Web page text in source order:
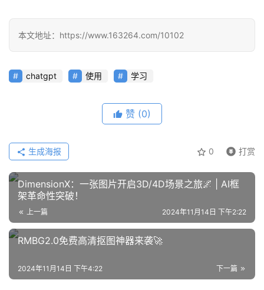
好
文
模
型
框
架
报
告
登录
本文地址：https://www.163264.com/10102
chatgpt 使用 学习
赞 (0)
0 打赏
生成海报
DimensionX：一张图片开启3D/4D场景之旅🌌 | AI框
架革命性突破！
上一篇 2024年11月14日 下午2:22
RMBG2.0免费高清抠图神器来袭🚀
下一篇
2024年11月14日 下午4:22